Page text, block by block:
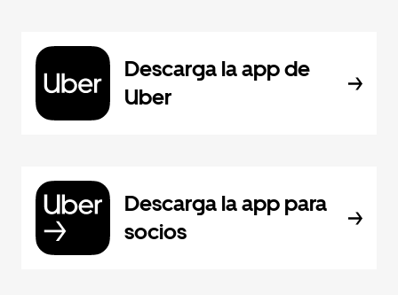
Descarga la app de
Uber
Descarga la app para
socios